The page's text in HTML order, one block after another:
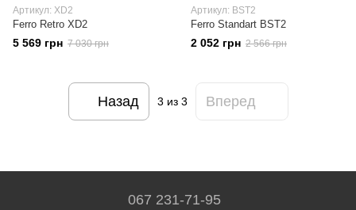
Артикул: XD2
Ferro Retro XD2
5 569 грн 7 030 грн
Артикул: BST2
Ferro Standart BST2
2 052 грн 2 566 грн
Назад 3 из 3 Вперед
067 231-71-95